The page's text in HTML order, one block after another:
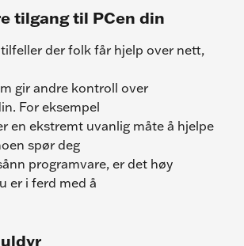
tilgang til PCen din
der folk får hjelp over nett,
gir andre kontroll over
For eksempel
en ekstremt uvanlig måte å hjelpe
spør deg
programvare, er det høy
er i ferd med å